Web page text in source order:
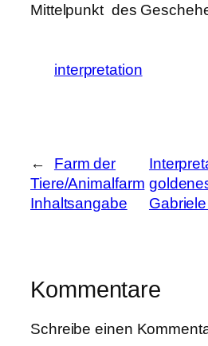
Mittelpunkt des
interpretation
←
Farm der
Tiere/Animalfarm
Inhaltsangabe
Kommentare
Schreibe einen